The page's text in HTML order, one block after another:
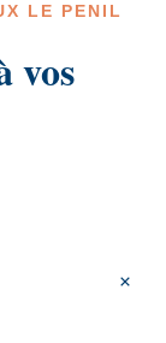
LE PENIL
vos